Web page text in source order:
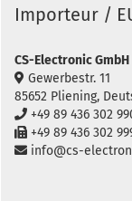
Importeur /
CS-Electronic GmbH
Gewerbestr. 11
85652 Pliening,
+49 89 436 302
+49 89 436 302
info@cs-